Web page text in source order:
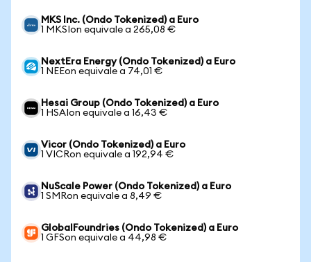
MKS Inc. (Ondo Tokenized) a Euro
1 MKSIon equivale a 265,08 €
NextEra Energy (Ondo Tokenized) a Euro
1 NEEon equivale a 74,01 €
Hesai Group (Ondo Tokenized) a Euro
1 HSAIon equivale a 16,43 €
Vicor (Ondo Tokenized) a Euro
1 VICRon equivale a 192,94 €
NuScale Power (Ondo Tokenized) a Euro
1 SMRon equivale a 8,49 €
GlobalFoundries (Ondo Tokenized) a Euro
1 GFSon equivale a 44,98 €